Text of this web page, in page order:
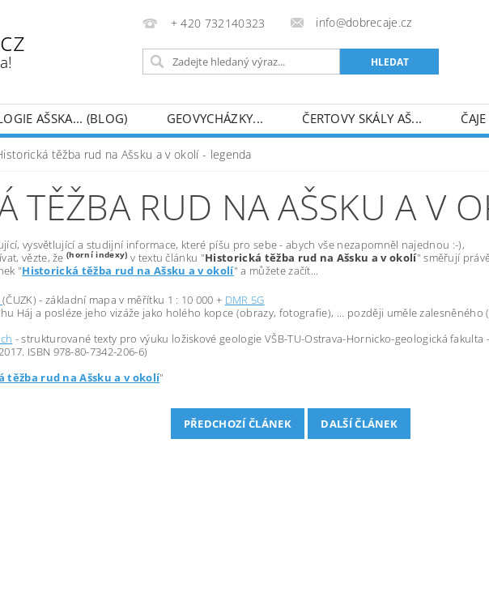
+ 420 732140323 info@dobrecaje.cz
AŠSKA... (BLOG) GEOVYCHÁZKY... ČERTOVY SKÁLY AŠ...
(PODLE ABECEDY)
FINANČNÍ DAR
těžba rud na Ašsku a v okolí - legenda
TĚŽBA RUD NA AŠSKU A V
vysvětlující a studijní informace, které píšu pro sebe - abych vše nezapomněl najednou :-),
vězte, že(horní indexy) v textu článku "Historická těžba rud na Ašsku a v okolí" směřují
"Historická těžba rud na Ašsku a v okolí" a můžete začít...
(ČUZK) - základní mapa v měřítku 1 : 10 000 + DMR 5G
Háj a posléze jeho vizáže jako holého kopce (obrazy, fotografie), ... později uměle zalesněného
- strukturované texty pro výuku ložiskové geologie VŠB-TU-Ostrava-Hornicko-geologická fakulta
ISBN 978-80-7342-206-6)
těžba rud na Ašsku a v okolí"
PŘEDCHOZÍ ČLÁNEK DALŠÍ ČLÁNEK